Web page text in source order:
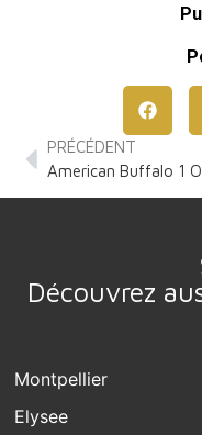
PRÉCÉDENT
Découvrez
Montpellier
Elysee